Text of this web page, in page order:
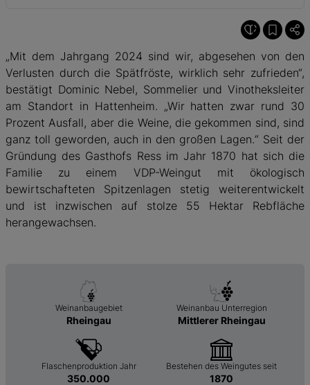
„Mit dem Jahrgang 2024 sind wir, abgesehen von den
Verlusten durch die Spätfröste, wirklich sehr zufrieden“,
bestätigt Dominic Nebel, Sommelier und Vinotheksleiter
am Standort in Hattenheim. „Wir hatten zwar rund 30
Prozent Ausfall, aber die Weine, die gekommen sind, sind
ganz toll geworden, auch in den großen Lagen.“ Seit der
Gründung des Gasthofs Ress im Jahr 1870 hat sich die
Familie zu einem VDP-Weingut mit ökologisch
bewirtschafteten Spitzenlagen stetig weiterentwickelt
und ist inzwischen auf stolze 55 Hektar Rebfläche
herangewachsen.
Weinanbaugebiet
Rheingau
Weinanbau Unterregion
Mittlerer Rheingau
Flaschenproduktion Jahr
350.000
Bestehen des Weingutes seit
1870